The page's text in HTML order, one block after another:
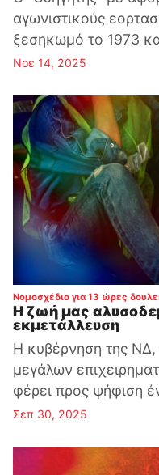
αγωνιστικούς
ξεσηκωμό το 1973
Νοε 14, 2025
Νομοσχέδιο για 13 ώρες
Η ζωή μας
εκμετάλλευση
Η κυβέρνηση της ΝΔ,
μεγάλων
φέρει προς ψήφιση
Σεπ 30, 2025